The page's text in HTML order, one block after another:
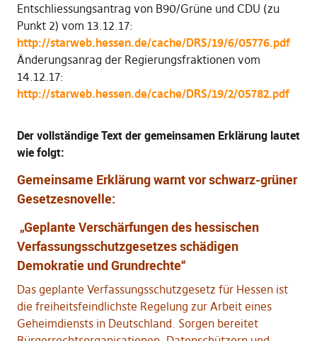
Entschliessungsantrag von B90/Grüne und CDU (zu
Punkt 2) vom 13.12.17:
http://starweb.hessen.de/cache/DRS/19/6/05776.pdf
Änderungsanrag der Regierungsfraktionen vom
14.12.17:
http://starweb.hessen.de/cache/DRS/19/2/05782.pdf
Der vollständige Text der gemeinsamen Erklärung lautet
wie folgt:
Gemeinsame Erklärung warnt vor schwarz-grüner
Gesetzesnovelle:
„Geplante Verschärfungen des hessischen
Verfassungsschutzgesetzes schädigen
Demokratie und Grundrechte“
Das geplante Verfassungsschutzgesetz für Hessen ist
die freiheitsfeindlichste Regelung zur Arbeit eines
Geheimdiensts in Deutschland. Sorgen bereitet